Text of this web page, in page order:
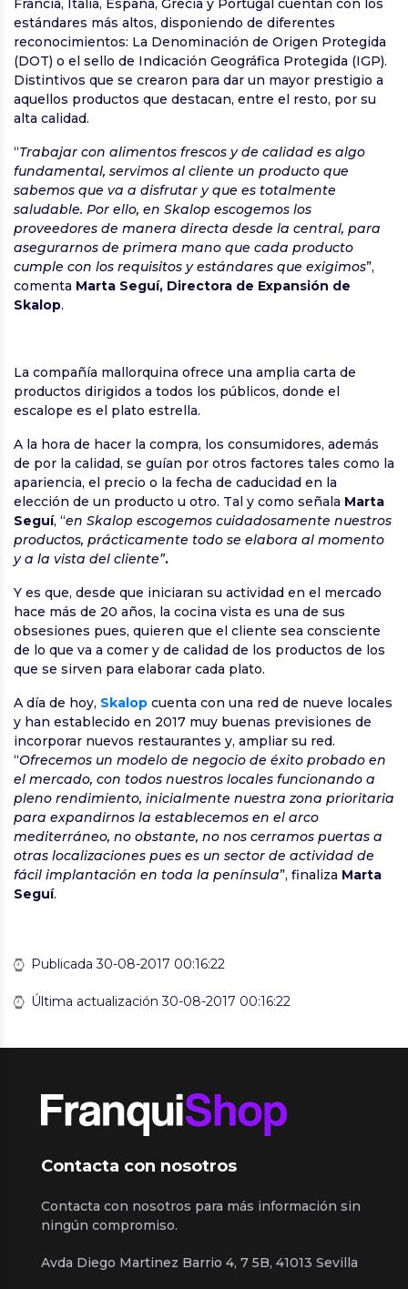
Francia, Italia, España, Grecia y Portugal cuentan con los
estándares más altos, disponiendo de diferentes
reconocimientos: La Denominación de Origen Protegida
(DOT) o el sello de Indicación Geográfica Protegida (IGP).
Distintivos que se crearon para dar un mayor prestigio a
aquellos productos que destacan, entre el resto, por su
alta calidad.
“Trabajar con alimentos frescos y de calidad es algo
fundamental, servimos al cliente un producto que
sabemos que va a disfrutar y que es totalmente
saludable. Por ello, en Skalop escogemos los
proveedores de manera directa desde la central, para
asegurarnos de primera mano que cada producto
cumple con los requisitos y estándares que exigimos”,
comenta Marta Seguí, Directora de Expansión de
Skalop.
La compañía mallorquina ofrece una amplia carta de
productos dirigidos a todos los públicos, donde el
escalope es el plato estrella.
A la hora de hacer la compra, los consumidores, además
de por la calidad, se guían por otros factores tales como la
apariencia, el precio o la fecha de caducidad en la
elección de un producto u otro. Tal y como señala Marta
Seguí, “en Skalop escogemos cuidadosamente nuestros
productos, prácticamente todo se elabora al momento
y a la vista del cliente”.
Y es que, desde que iniciaran su actividad en el mercado
hace más de 20 años, la cocina vista es una de sus
obsesiones pues, quieren que el cliente sea consciente
de lo que va a comer y de calidad de los productos de los
que se sirven para elaborar cada plato.
A día de hoy, Skalop cuenta con una red de nueve locales
y han establecido en 2017 muy buenas previsiones de
incorporar nuevos restaurantes y, ampliar su red.
“Ofrecemos un modelo de negocio de éxito probado en
el mercado, con todos nuestros locales funcionando a
pleno rendimiento, inicialmente nuestra zona prioritaria
para expandirnos la establecemos en el arco
mediterráneo, no obstante, no nos cerramos puertas a
otras localizaciones pues es un sector de actividad de
fácil implantación en toda la península”, finaliza Marta
Seguí.
Publicada 30-08-2017 00:16:22
Última actualización 30-08-2017 00:16:22
Contacta con nosotros
Contacta con nosotros para más información sin
ningún compromiso.
Avda Diego Martinez Barrio 4, 7 5B, 41013 Sevilla